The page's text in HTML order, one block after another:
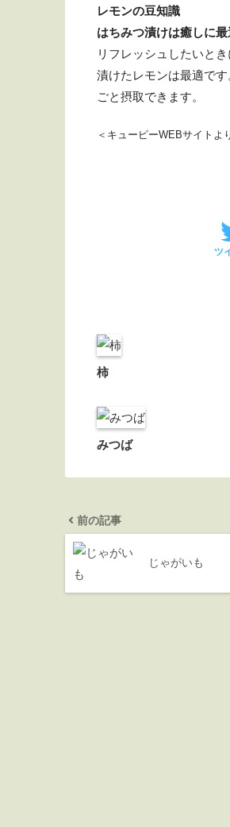
レモンの豆知識
はちみつ漬けは癒しに最
リフレッシュしたいと
漬けたレモンは最適で
ごと摂取できます。
＜キューピーWEBサイトよ
ツ
柿
みつば
前の記事
じゃがいも